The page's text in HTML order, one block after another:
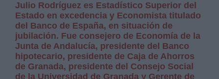
Julio Rodríguez es Estadístico Superior del
Estado en excedencia y Economista titulado
del Banco de España, en situación de
jubilación. Fue consejero de Economía de la
Junta de Andalucía, presidente del Banco
hipotecario, presidente de Caja de Ahorros
de Granada, presidente del Consejo Social
de la Universidad de Granada y Gerente de